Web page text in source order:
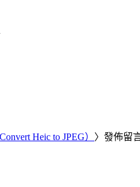
Heic to JPEG） 〉發佈留